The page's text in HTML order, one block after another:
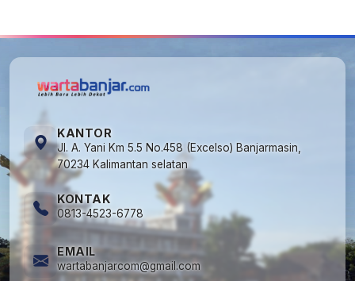
KANTOR
Jl. A. Yani Km 5.5 No.458 (Excelso) Banjarmasin,
70234 Kalimantan selatan
KONTAK
0813-4523-6778
EMAIL
wartabanjarcom@gmail.com